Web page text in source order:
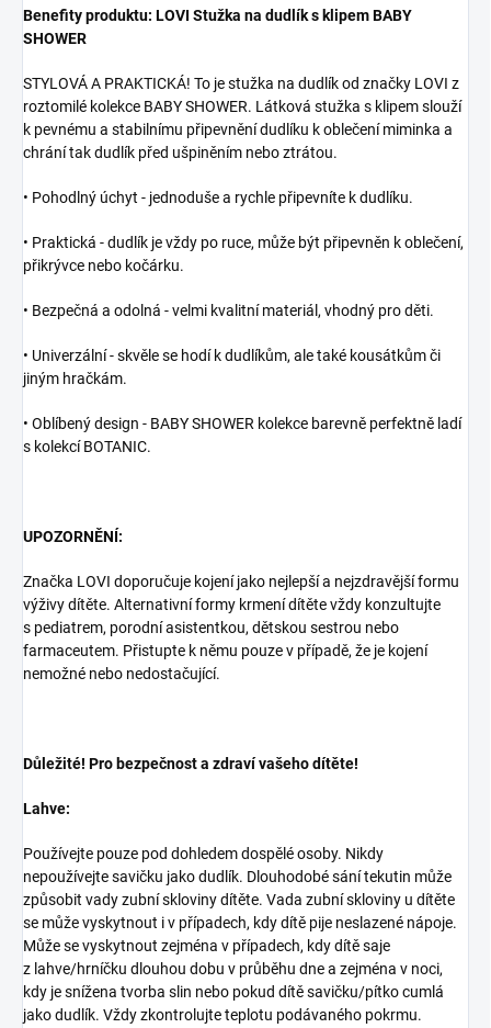
Benefity produktu: LOVI Stužka na dudlík s klipem BABY
SHOWER
STYLOVÁ A PRAKTICKÁ! To je stužka na dudlík od značky LOVI z
roztomilé kolekce BABY SHOWER. Látková stužka s klipem slouží
k pevnému a stabilnímu připevnění dudlíku k oblečení miminka a
chrání tak dudlík před ušpiněním nebo ztrátou.
• Pohodlný úchyt - jednoduše a rychle připevníte k dudlíku.
• Praktická - dudlík je vždy po ruce, může být připevněn k oblečení,
přikrývce nebo kočárku.
• Bezpečná a odolná - velmi kvalitní materiál, vhodný pro děti.
• Univerzální - skvěle se hodí k dudlíkům, ale také kousátkům či
jiným hračkám.
• Oblíbený design - BABY SHOWER kolekce barevně perfektně ladí
s kolekcí BOTANIC.
UPOZORNĚNÍ:
Značka LOVI doporučuje kojení jako nejlepší a nejzdravější formu
výživy dítěte. Alternativní formy krmení dítěte vždy konzultujte
s pediatrem, porodní asistentkou, dětskou sestrou nebo
farmaceutem. Přistupte k němu pouze v případě, že je kojení
nemožné nebo nedostačující.
Důležité! Pro bezpečnost a zdraví vašeho dítěte!
Lahve:
Používejte pouze pod dohledem dospělé osoby. Nikdy
nepoužívejte savičku jako dudlík. Dlouhodobé sání tekutin může
způsobit vady zubní skloviny dítěte. Vada zubní skloviny u dítěte
se může vyskytnout i v případech, kdy dítě pije neslazené nápoje.
Může se vyskytnout zejména v případech, kdy dítě saje
z lahve/hrníčku dlouhou dobu v průběhu dne a zejména v noci,
kdy je snížena tvorba slin nebo pokud dítě savičku/pítko cumlá
jako dudlík. Vždy zkontrolujte teplotu podávaného pokrmu.